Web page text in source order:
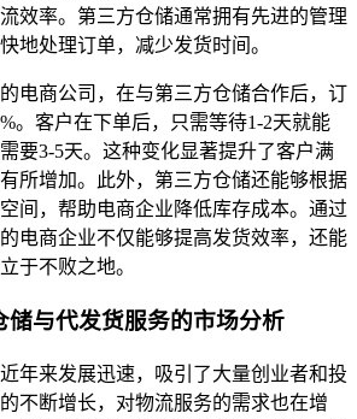
效率。第三方仓储通常拥有先进的管理
地处理订单，减少发货时间。
电商公司，在与第三方仓储合作后，订
。客户在下单后，只需等待1-2天就能
要3-5天。这种变化显著提升了客户满
所增加。此外，第三方仓储还能够根据
间，帮助电商企业降低库存成本。通过
电商企业不仅能够提高发货效率，还能
于不败之地。
储与代发货服务的市场分析
年来发展迅速，吸引了大量创业者和投
不断增长，对物流服务的需求也在增